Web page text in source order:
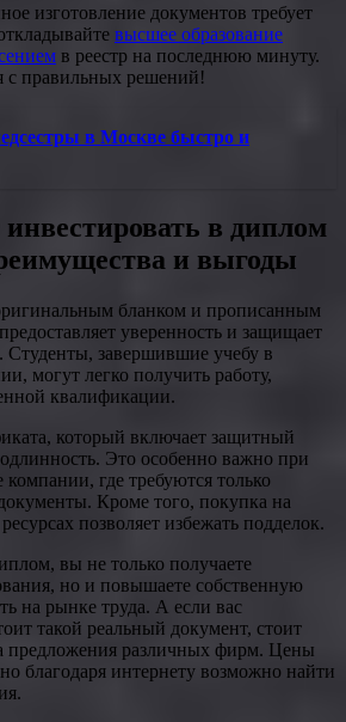
изготовление документов требует
высшее образование
в реестр на последнюю минуту.
с правильных решений!
в Москве быстро и
в диплом
и выгоды
бланком и прописанным
уверенность и защищает
Студенты, завершившие учебу в
могут легко получить работу,
квалификации.
который включает защитный
Это особенно важно при
где требуются только
Кроме того, покупка на
позволяет избежать подделок.
вы не только получаете
но и повышаете собственную
на рынке труда. А если вас
такой реальный документ, стоит
предложения различных фирм. Цены
благодаря интернету возможно найти